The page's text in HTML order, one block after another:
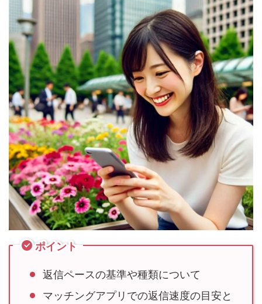
ポイント
返信ペースの基準や種類について
マッチングアプリでの返信速度の目安と